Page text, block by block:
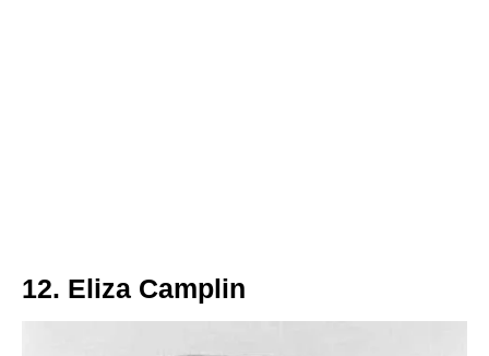
12. Eliza Camplin